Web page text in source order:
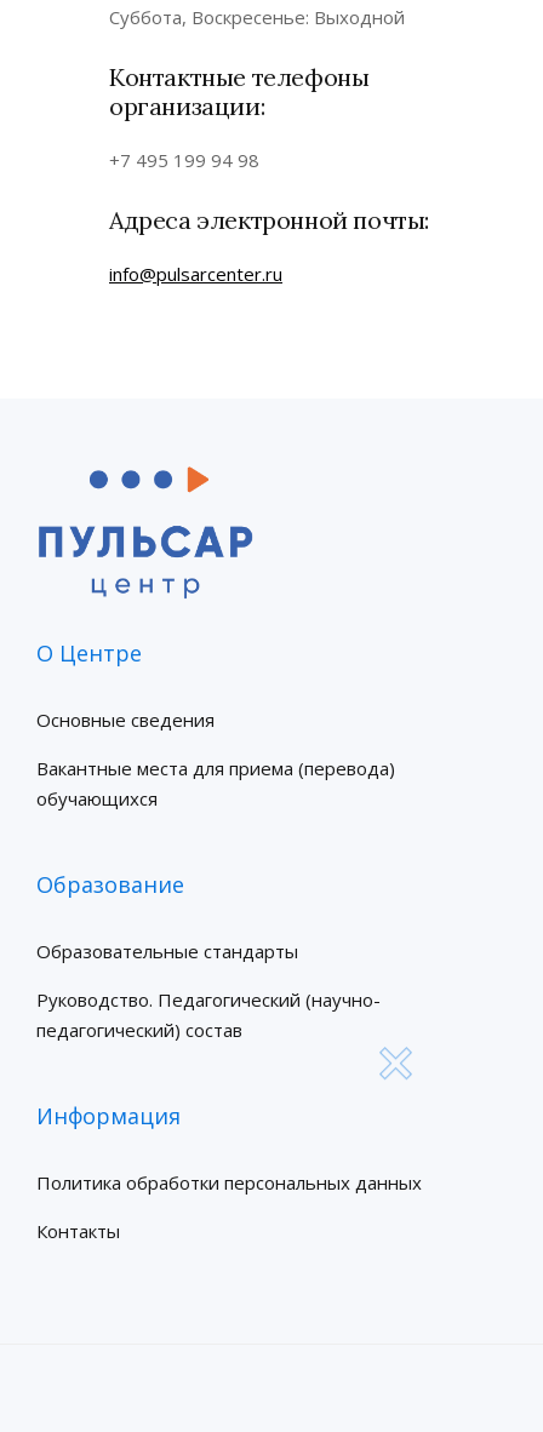
Суббота, Воскресенье: Выходной
Контактные телефоны
организации:
+7 495 199 94 98
Адреса электронной почты:
info@pulsarcenter.ru
О Центре
Основные сведения
Вакантные места для приема (перевода)
обучающихся
Образование
Образовательные стандарты
Руководство. Педагогический (научно-
педагогический) состав
Информация
Политика обработки персональных данных
Контакты